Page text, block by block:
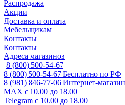
Распродажа
Акции
Доставка и оплата
Мебельщикам
Контакты
Контакты
Адреса магазинов
8 (800) 500-54-67
8 (800) 500-54-67 Бесплатно по РФ
8 (981) 846-77-06 Интернет-магазин
MAX с 10.00 до 18.00
Telegram с 10.00 до 18.00